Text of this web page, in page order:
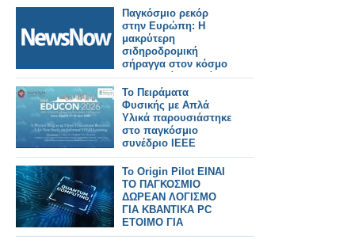
Παγκόσμιο ρεκόρ
στην Ευρώπη: Η
μακρύτερη
σιδηροδρομική
σήραγγα στον κόσμο
κατασκευάζεται κάτω
από τις Άλπεις.
Το Πειράματα
Φυσικής με Απλά
Υλικά παρουσιάστηκε
στο παγκόσμιο
συνέδριο IEEE
EDUCON
Το Origin Pilot ΕΙΝΑΙ
ΤΟ ΠΑΓΚΟΣΜΙΟ
ΔΩΡΕΑΝ ΛΟΓΙΣΜΟ
ΓΙΑ ΚΒΑΝΤΙΚΑ PC
ΕΤΟΙΜΟ ΓΙΑ
Download